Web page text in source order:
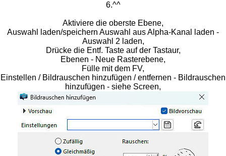
6.^^
Aktiviere die oberste Ebene,
Auswahl laden/speichern Auswahl aus Alpha-Kanal laden -
Auswahl 2 laden,
Drücke die Entf. Taste auf der Tastaur,
Ebenen - Neue Rasterebene,
Fülle mit dem FV,
Einstellen / Bildrauschen hinzufügen / entfernen - Bildrauschen
hinzufügen - siehe Screen,